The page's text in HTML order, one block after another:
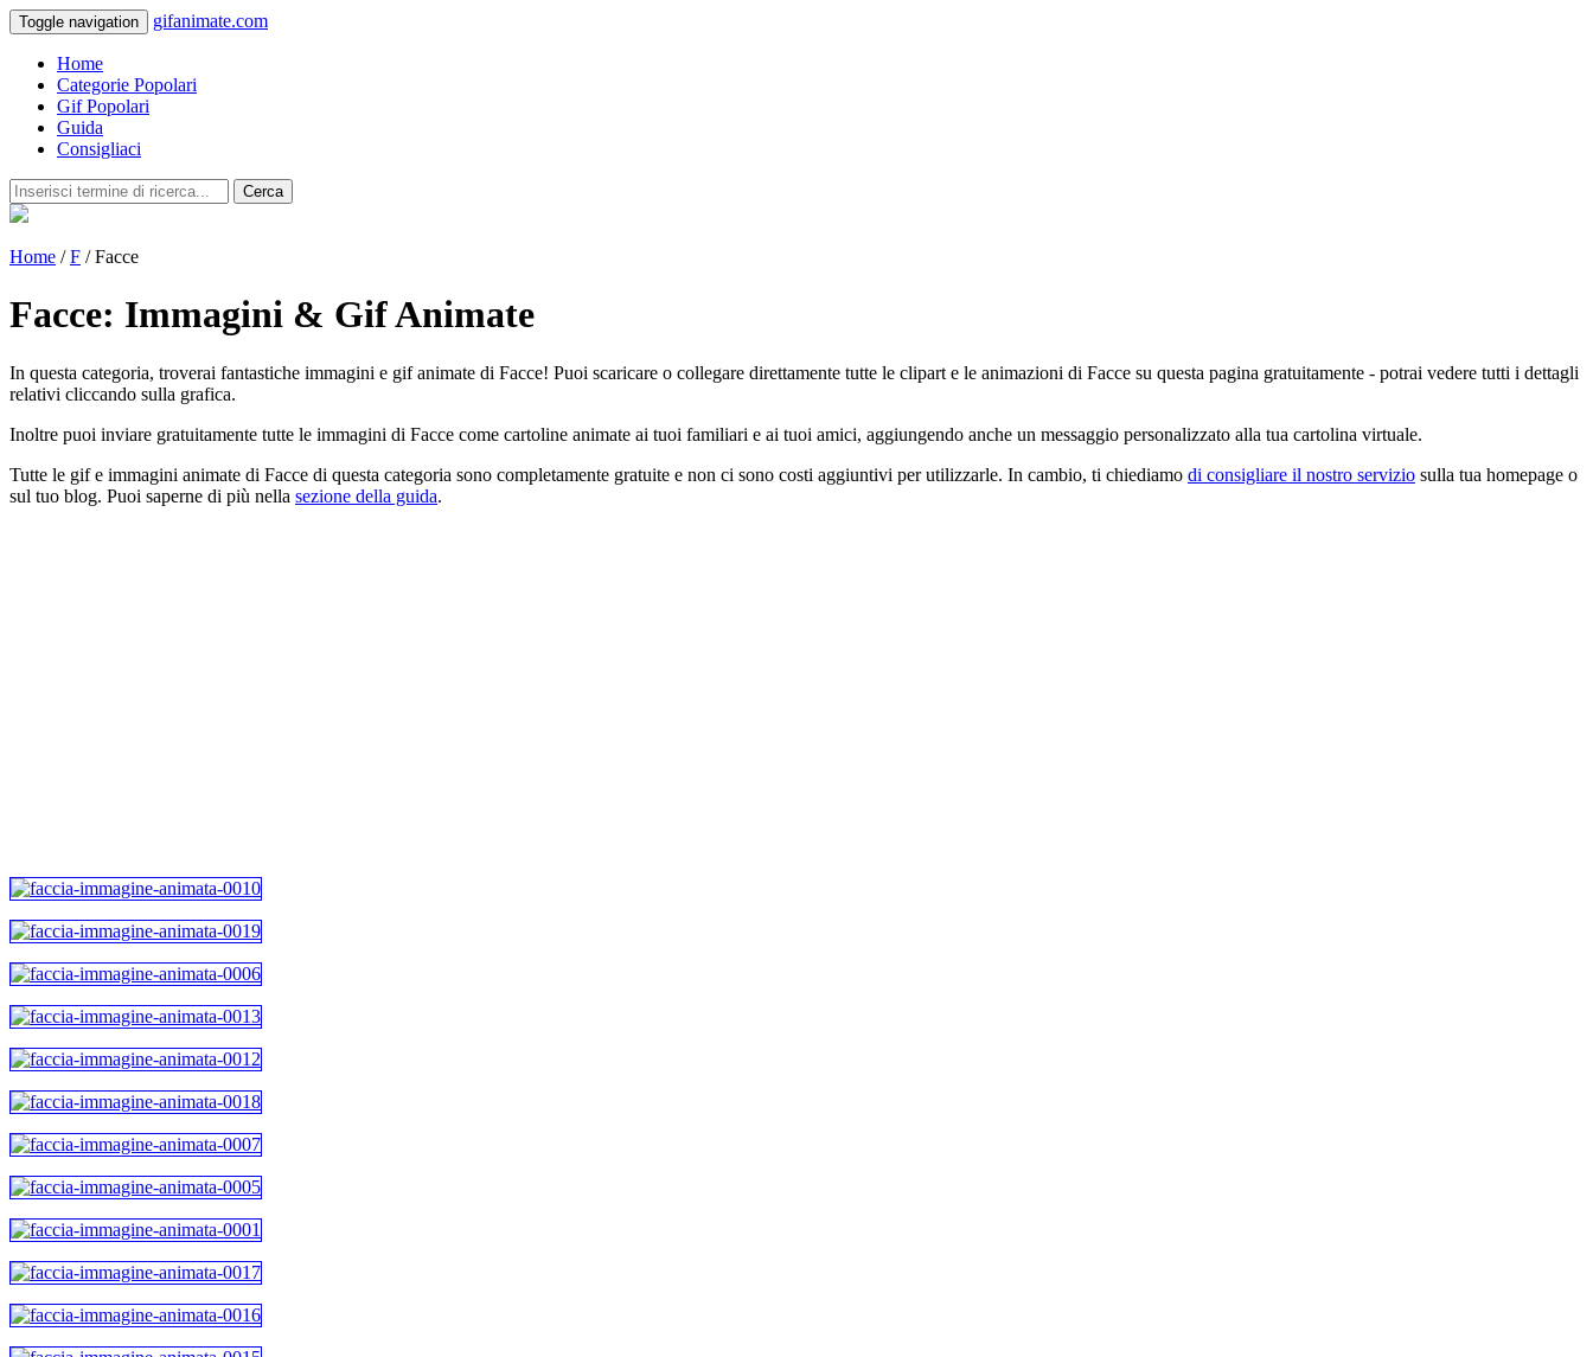
Toggle navigation gifanimate.com
Home
Categorie Popolari
Gif Popolari
Guida
Consigliaci
Cerca
Home /F / Facce
Facce: Immagini & Gif Animate
In questa categoria, troverai fantastiche immagini e gif animate di Facce! Puoi scaricare o collegare direttamente tutte le clipart e le animazioni di Facce su questa pagina gratuitamente - potrai vedere tutti i dettagli
relativi cliccando sulla grafica.
Inoltre puoi inviare gratuitamente tutte le immagini di Facce come cartoline animate ai tuoi familiari e ai tuoi amici, aggiungendo anche un messaggio personalizzato alla tua cartolina virtuale.
Tutte le gif e immagini animate di Facce di questa categoria sono completamente gratuite e non ci sono costi aggiuntivi per utilizzarle. In cambio, ti chiediamo di consigliare il nostro servizio sulla tua homepage o
sul tuo blog. Puoi saperne di più nella sezione della guida.